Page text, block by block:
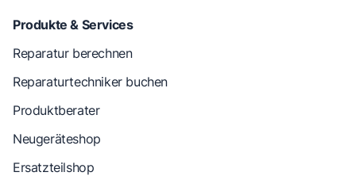
Produkte & Services
Reparatur berechnen
Reparaturtechniker buchen
Produktberater
Neugeräteshop
Ersatzteilshop